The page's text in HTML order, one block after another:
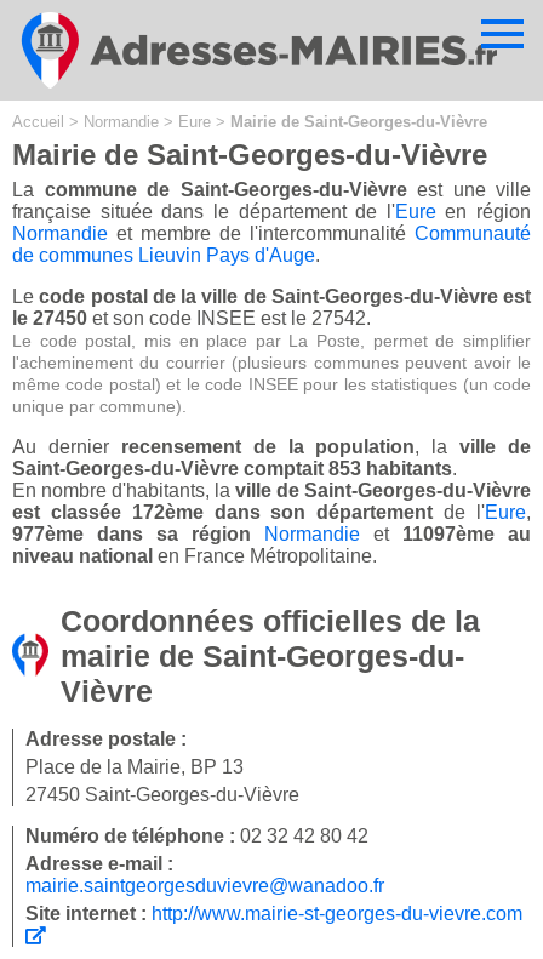
Accueil > Normandie > Eure > Mairie de Saint-Georges-du-Vièvre
Mairie de Saint-Georges-du-Vièvre
La commune de Saint-Georges-du-Vièvreest une ville
française située dans le département de l'Eureen région
Normandie et membre de l'intercommunalité Communauté
de communes Lieuvin Pays d'Auge.
Lecode postal de la ville de Saint-Georges-du-Vièvre est
le 27450 et son code INSEE est le 27542.
Le code postal, mis en place par La Poste, permet de simplifier
l'acheminement du courrier (plusieurs communes peuvent avoir le
même code postal) et le code INSEE pour les statistiques (un code
unique par commune).
Au dernier recensement de la population, laville de
Saint-Georges-du-Vièvre comptait 853 habitants.
En nombre d'habitants, la ville de Saint-Georges-du-Vièvre
est classée 172ème dans son département de l'Eure,
977ème dans sa région
Normandie et 11097ème au
niveau national en France Métropolitaine.
Coordonnées officielles de la
mairie de Saint-Georges-du-
Vièvre
Adresse postale :
Place de la Mairie, BP 13
27450 Saint-Georges-du-Vièvre
Numéro de téléphone : 02 32 42 80 42
Adresse e-mail :
mairie.saintgeorgesduvievre@wanadoo.fr
Site internet : http://www.mairie-st-georges-du-vievre.com
Cookies management panel